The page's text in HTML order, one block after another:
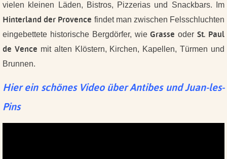
vielen kleinen Läden, Bistros, Pizzerias und Snackbars. Im
Hinterland der Provence findet man zwischen Felsschluchten
eingebettete historische Bergdörfer, wieGrasse oderSt. Paul
de Vence mit alten Klöstern, Kirchen, Kapellen, Türmen und
Brunnen.
Hier ein schönes Video über Antibes und Juan-les-
Pins